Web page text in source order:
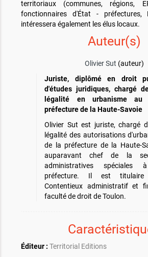
territoriaux (communes, régions,
fonctionnaires d'État - préfectures,
intéressera également les élus locaux.
Auteur(s)
Olivier Sut (auteur)
Juriste, diplômé en droit
d'études juridiques, chargé
légalité en urbanisme
préfecture de la Haute-Savoie
Olivier Sut est juriste, chargé
légalité des autorisations
de la préfecture de la Haute-
auparavant chef de la
administratives
préfecture. Il est titulaire
Contentieux administratif et
faculté de droit de Toulon.
Éditeur : Territorial Editions